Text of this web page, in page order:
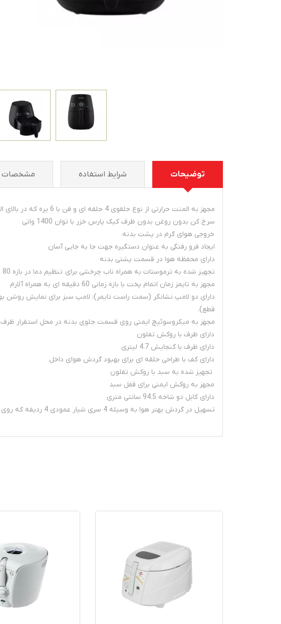
توضیحات شرايط استفاده مشخصات
مجهز به المنت حرارتی از نوع حلقوی 4 حلقه ای و فن با 6 پره که در بالای المنت قرار گرفته است
سرخ کن بدون روغن بدون ظرف کيک پارس خزر با توان 1400 واتی
خروجی هوای گرم در پشت بدنه
ایجاد فرو رفتگی به عنوان دستگیره جهت جا به جایی آسان
دارای محفظه هوا در قسمت پشتی بدنه
تجهیز شده به ترموستات به همراه ناب چرخشی برای تنظیم دما در بازه 80 تا 200 درجه سانتیگراد
مجهز به تایمز زمان اتمام پخت با بازه زمانی 60 دقیقه ای به همراه آلارم
دارای دو لامپ نشانگر (سمت راست تایمر): لامپ سبز برای نمایش روشن
قطع).
مجهز به میکروسوئیچ ایمنی روی قسمت جلوی بدنه در محل استقرار
دارای ظرف با روکش تفلون
دارای ظرف با گنجایش 4.7 لیتری
دارای کف با طراحی حلقه ای برای بهبود گردش هوای داخل
تجهیز شده به سبد با روکش تفلون
مجهز به روکش ایمنی برای قفل سبد
دارای کابل دو شاخه 94.5 سانتی متری
تسهیل در گردش بهتر هوا به وسیله 4 سری شیار عمودی 4 ردیفه که روی جداره سبد ایجاد شده است